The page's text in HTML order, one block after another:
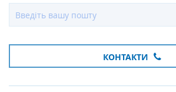
КОНТАКТИ